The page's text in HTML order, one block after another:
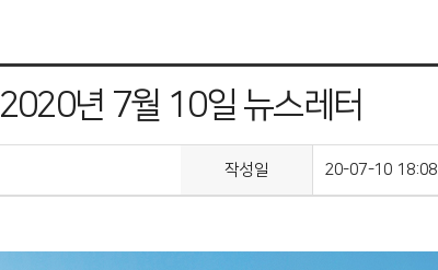
2020년 7월 10일 뉴스레터
작성일 20-07-10 18:08